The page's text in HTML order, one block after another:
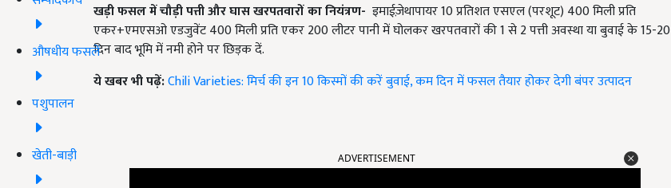
औषधीय फसलें
पशुपालन
खेती-बाड़ी
खड़ी फसल में चौड़ी पत्ती और घास खरपतवारों का नियंत्रण- इमाईज़ेथापायर 10 प्रतिशत एसएल (परशूट) 400 मिली प्रति
एकर+एमएसओ एडजुवेंट 400 मिली प्रति एकर 200 लीटर पानी में घोलकर खरपतवारों की 1 से 2 पत्ती अवस्था या बुवाई के 15-20
दिन बाद भूमि में नमी होने पर छिड़क दें.
ये खबर भी पढ़ें:Chili Varieties: मिर्च की इन 10 किस्मों की करें बुवाई, कम दिन में फसल तैयार होकर देगी बंपर उत्पादन
ADVERTISEMENT